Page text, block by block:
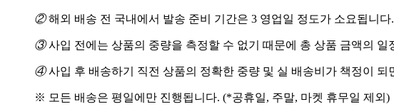
②해외 배송 전 국내에서 발송 준비 기간은 3 영업일 정도가 소요됩니다.
③사입 전에는 상품의 중량을 측정할 수 없기 때문에 총 상품 금액의
④사입 후 배송하기 직전 상품의 정확한 중량 및 실 배송비가 책정이
※ 모든 배송은 평일에만 진행됩니다. (*공휴일, 주말, 마켓 휴무일 제외)